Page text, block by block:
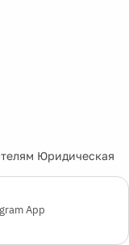
Юридическая
App